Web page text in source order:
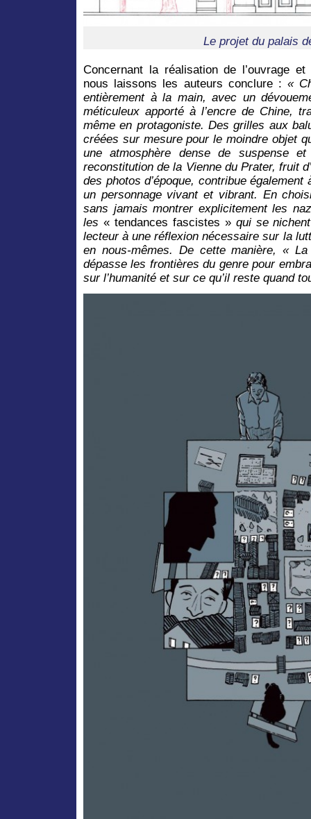
Le projet du palais
Concernant la réalisation de l’ouvrage
nous laissons les auteurs conclure :«
entièrement à la main, avec un
méticuleux apporté à l’encre de Chine,
même en protagoniste. Des grilles aux
créées sur mesure pour le moindre objet
une atmosphère dense de suspense et
reconstitution de la Vienne du Prater, fruit
des photos d’époque, contribue
un personnage vivant et vibrant. En
sans jamais montrer explicitement les
les « tendances fascistes »qui se
lecteur à une réflexion nécessaire sur la
en nous-mêmes. De cette manière, «
dépasse les frontières du genre pour
sur l’humanité et sur ce qu’il reste quand